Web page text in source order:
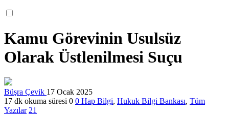
Kamu Görevinin Usulsüz
Olarak Üstlenilmesi Suçu
Büşra Çevik 17 Ocak 2025
17 dk okuma süresi 0 0 Hap Bilgi, Hukuk Bilgi Bankası, Tüm
Yazılar 21